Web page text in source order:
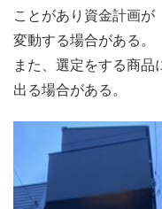
ことがあり資金計画が
変動する場合がある。
また、選定をする商
出る場合がある。